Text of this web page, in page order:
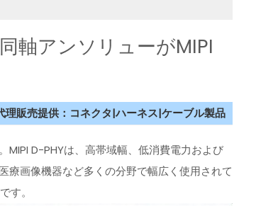
軸アンソリューがMIPI
理販売提供：コネクタ|ハーネス|ケーブル製品
D-PHYは、高帯域幅、低消費電力および
療画像機器など多くの分野で幅広く使用されて
す。